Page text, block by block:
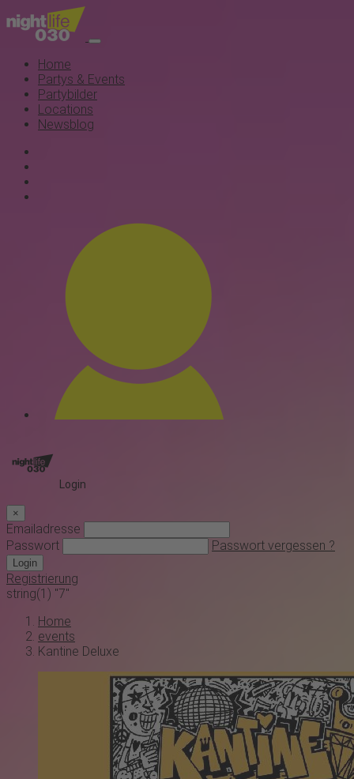
Home
Partys & Events
Partybilder
Locations
Newsblog
Login
×
Emailadresse
Passwort
Passwort vergessen ?
Login
Registrierung
string(1) "7"
Home
events
Kantine Deluxe